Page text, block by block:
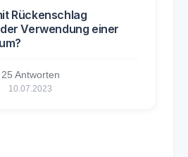
Rückenschlag
Verwendung einer
25 Antworten
10.07.2023